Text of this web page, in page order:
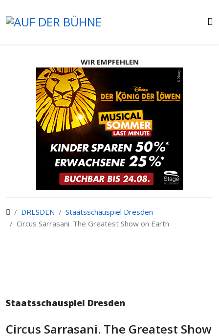
WIR EMPFEHLEN
DRESDEN
Staatsschauspiel Dresden
Circus Sarrasani. The Greatest Show on Earth
Staatsschauspiel Dresden
Circus Sarrasani. The Greatest Show